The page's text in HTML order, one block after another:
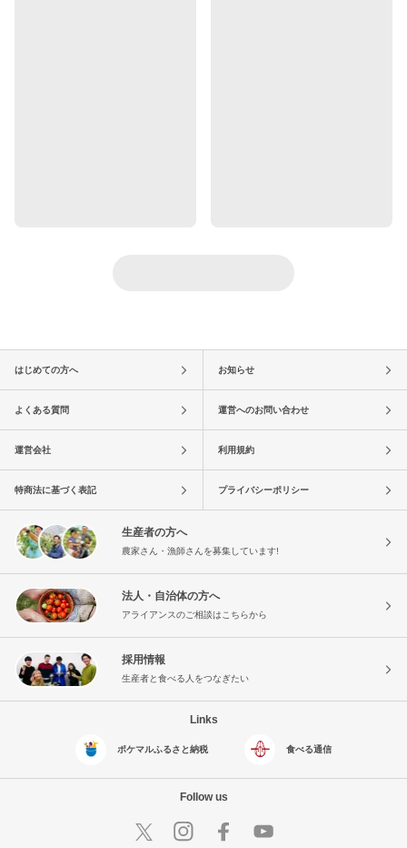
はじめての方へ お知らせ
よくある質問 運営へのお問い合わせ
運営会社 利用規約
特商法に基づく表記 プライバシーポリシー
生産者の方へ
農家さん・漁師さんを募集しています!
法人・自治体の方へ
アライアンスのご相談はこちらから
採用情報
生産者と食べる人をつなぎたい
Links
ポケマルふるさと納税 食べる通信
Follow us